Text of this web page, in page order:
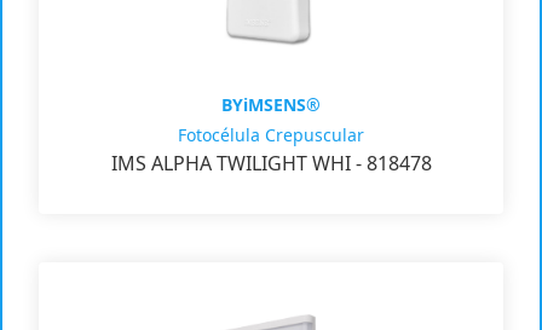
BYiMSENS®
Fotocélula Crepuscular
IMS ALPHA TWILIGHT WHI - 818478